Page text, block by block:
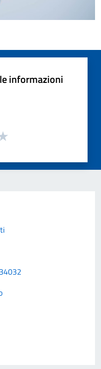
informazioni